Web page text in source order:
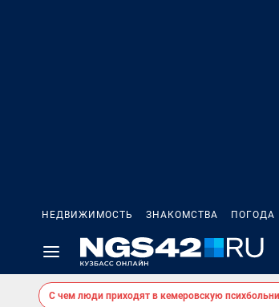
НЕДВИЖИМОСТЬ ЗНАКОМСТВА ПОГОДА
С чем люди приходят в кемеровскую